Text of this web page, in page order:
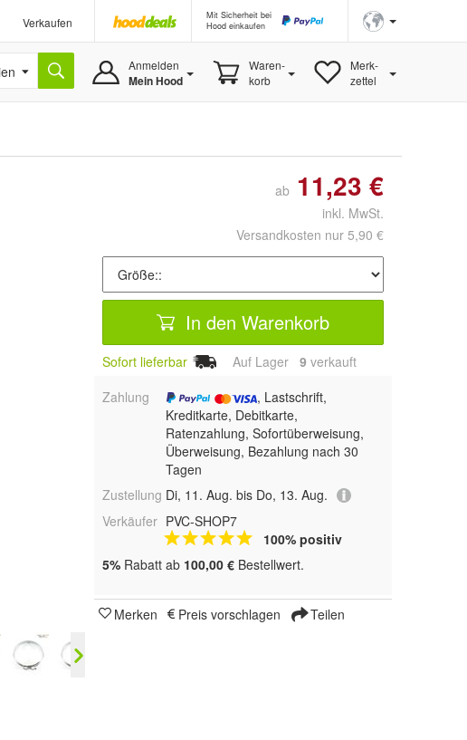
Verkaufen
Mit Sicherheit bei
Hood einkaufen
Anmelden
Mein Hood
Waren-
korb
Merk-
zettel
ab 11,23 €
inkl. MwSt.
Versandkosten nur 5,90 €
In den Warenkorb
Sofort lieferbar Auf Lager 9 verkauft
Zahlung
, Lastschrift,
Kreditkarte, Debitkarte,
Ratenzahlung, Sofortüberweisung,
Überweisung, Bezahlung nach 30
Tagen
Zustellung Di, 11. Aug. bis Do, 13. Aug.
Verkäufer PVC-SHOP7
100% positiv
5% Rabatt ab 100,00 € Bestellwert.
Merken Preis vorschlagen Teilen